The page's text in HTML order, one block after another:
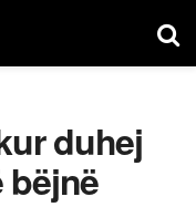
duhej
bëjnë